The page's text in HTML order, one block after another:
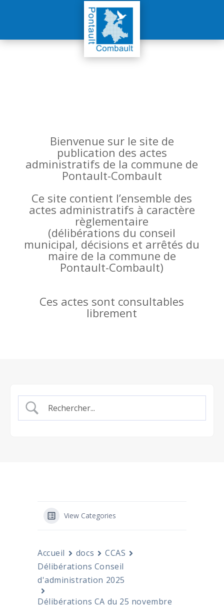
Bienvenue sur le site de
publication des actes
administratifs de la commune de
Pontault-Combault
Ce site contient l’ensemble des
actes administratifs à caractère
règlementaire
(délibérations du conseil
municipal, décisions et arrêtés du
maire de la commune de
Pontault-Combault)
Ces actes sont consultables
librement
View Categories
Accueil docs
CCAS
Délibérations Conseil
d'administration 2025
Délibérations CA du 25 novembre